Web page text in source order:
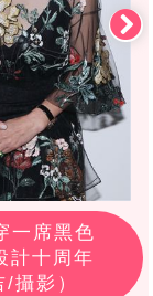
一席黑色
計十周年
攝影）